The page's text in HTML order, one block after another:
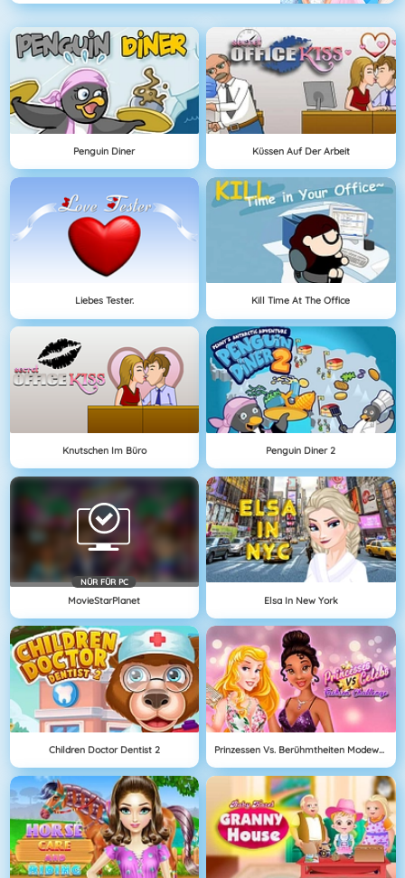
Penguin Diner Küssen Auf Der Arbeit
Liebes Tester. Kill Time At The Office
Knutschen Im Büro Penguin Diner 2
NÜR FÜR PC
MovieStarPlanet Elsa In New York
Children Doctor Dentist 2 Prinzessen Vs. Berühmtheiten Modewettbewerb